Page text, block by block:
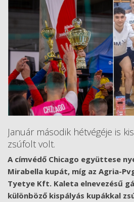
Január második hétvégéje is
zsúfolt volt.
A címvédő Chicago együttese
Mirabella kupát, míg az Agria-
Tyetye Kft. Kaleta elnevezésű
különböző kispályás kupákkal